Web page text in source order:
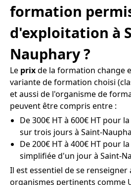
formation
d'exploitation à
Nauphary ?
Le prixde la formation change
variante de formation choisi
et aussi de l'organisme de
peuvent être compris entre :
De 300€ HT à 600€ HT pour
sur trois jours à Saint-
De 200€ HT à 400€ HT pour
simplifiée d'un jour à Saint-
Il est essentiel de se renseigner
organismes pertinents comme